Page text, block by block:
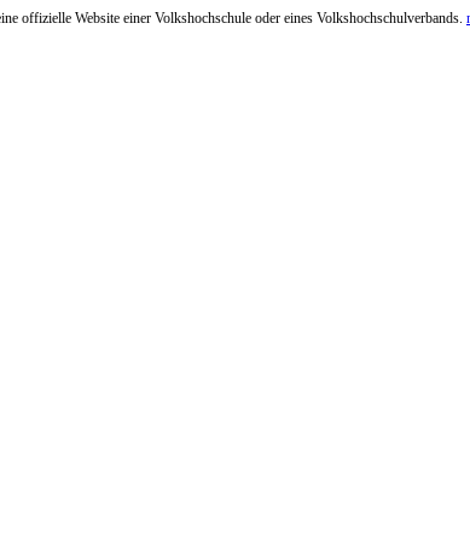
offizielle Website einer Volkshochschule oder eines Volkshochschulverbands.